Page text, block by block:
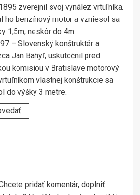
zverejnil svoj vynález vrtuľníka.
ho benzínový motor a vzniesol sa
1,5m, neskôr do 4m.
– Slovenský konštruktér a
Ján Bahýľ, uskutočnil pred
komisiou v Bratislave motorový
vlastnej konštrukcie sa
do výšky 3 metre.
pridať komentár, doplniť